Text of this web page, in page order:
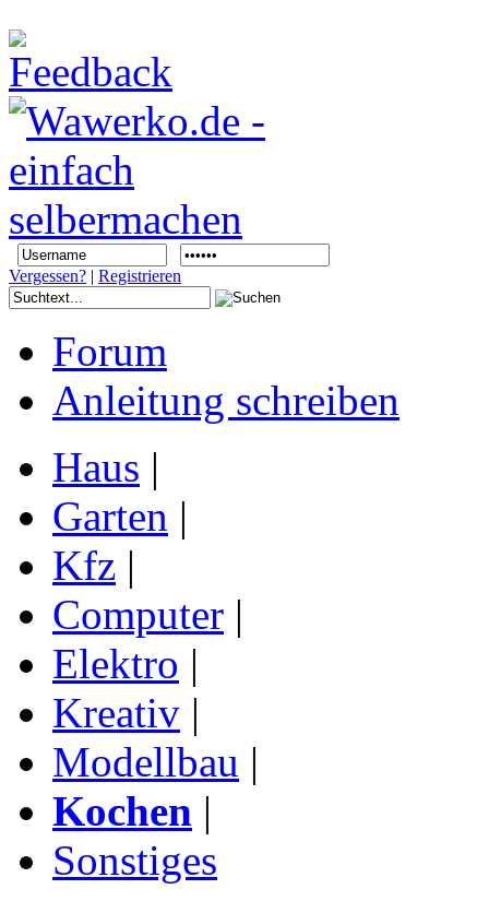
Vergessen? | Registrieren
Forum
Anleitung schreiben
Haus |
Garten |
Kfz |
Computer |
Elektro |
Kreativ |
Modellbau |
Kochen |
Sonstiges